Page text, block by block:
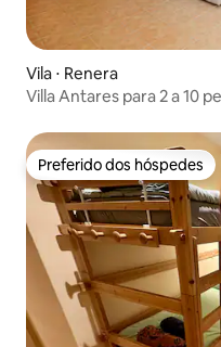
Vila ⋅ Renera
Villa Antares para 2 a 10
Preferido dos hóspedes
Preferido dos hóspedes